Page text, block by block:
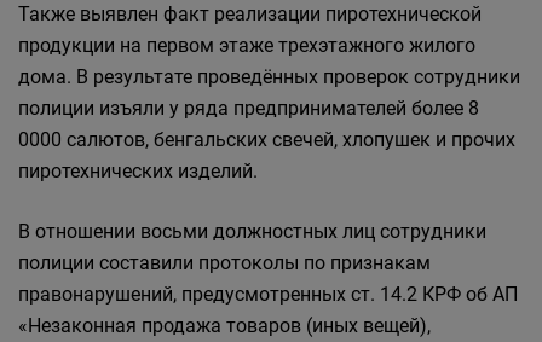
Также выявлен факт реализации пиротехнической
продукции на первом этаже трехэтажного жилого
дома. В результате проведённых проверок сотрудники
полиции изъяли у ряда предпринимателей более 8
0000 салютов, бенгальских свечей, хлопушек и прочих
пиротехнических изделий.
В отношении восьми должностных лиц сотрудники
полиции составили протоколы по признакам
правонарушений, предусмотренных ст. 14.2 КРФ об АП
«Незаконная продажа товаров (иных вещей),